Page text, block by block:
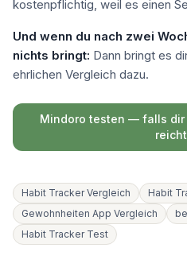
kostenpflichtig, weil es einen
Und wenn du nach zwei
nichts bringt: Dann bringt es
ehrlichen Vergleich dazu.
Mindoro testen — falls dir
Habit Tracker Vergleich
Habit
Gewohnheiten App Vergleich
Habit Tracker Test